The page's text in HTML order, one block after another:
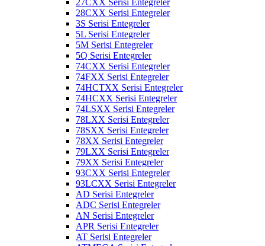
27CXX Serisi Entegreler
28CXX Serisi Entegreler
3S Serisi Entegreler
5L Serisi Entegreler
5M Serisi Entegreler
5Q Serisi Entegreler
74CXX Serisi Entegreler
74FXX Serisi Entegreler
74HCTXX Serisi Entegreler
74HCXX Serisi Entegreler
74LSXX Serisi Entegreler
78LXX Serisi Entegreler
78SXX Serisi Entegreler
78XX Serisi Entegreler
79LXX Serisi Entegreler
79XX Serisi Entegreler
93CXX Serisi Entegreler
93LCXX Serisi Entegreler
AD Serisi Entegreler
ADC Serisi Entegreler
AN Serisi Entegreler
APR Serisi Entegreler
AT Serisi Entegreler